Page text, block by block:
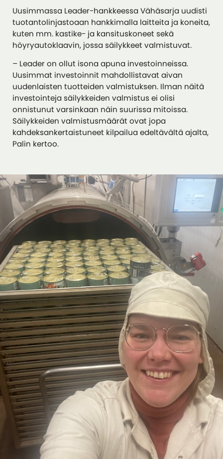
Uusimmassa Leader-hankkeessa Vähäsarja uudisti
tuotantolinjastoaan hankkimalla laitteita ja koneita,
kuten mm. kastike- ja kansituskoneet sekä
höyryautoklaavin, jossa säilykkeet valmistuvat.
– Leader on ollut isona apuna investoinneissa.
Uusimmat investoinnit mahdollistavat aivan
uudenlaisten tuotteiden valmistuksen. Ilman näitä
investointeja säilykkeiden valmistus ei olisi
onnistunut varsinkaan näin suurissa mitoissa.
Säilykkeiden valmistusmäärät ovat jopa
kahdeksankertaistuneet kilpailua edeltävältä ajalta,
Palin kertoo.